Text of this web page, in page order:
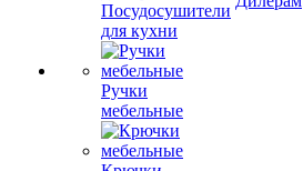
Посудосушители
для кухни
Ручки
мебельные